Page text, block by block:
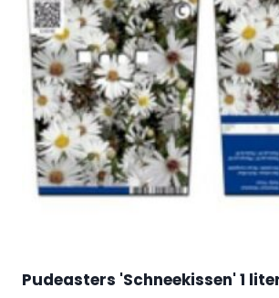
Pudeasters 'Schneekissen' 1